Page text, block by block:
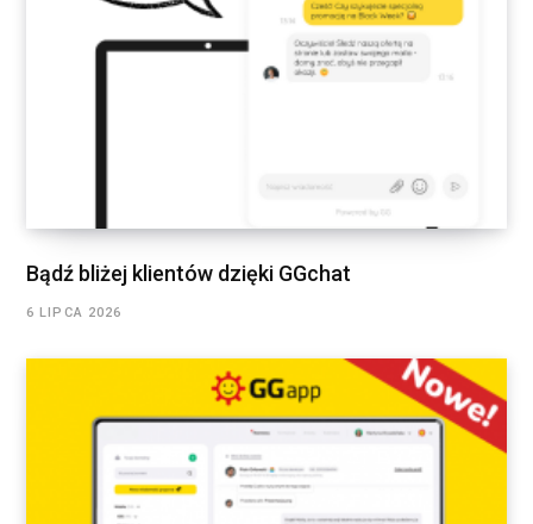
Bądź bliżej klientów dzięki GGchat
6 LIPCA 2026